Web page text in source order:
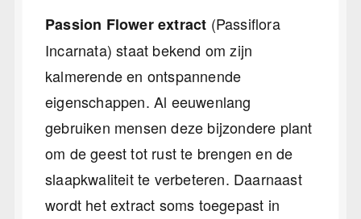
Passion Flower extract (Passiflora
Incarnata) staat bekend om zijn
kalmerende en ontspannende
eigenschappen. Al eeuwenlang
gebruiken mensen deze bijzondere plant
om de geest tot rust te brengen en de
slaapkwaliteit te verbeteren. Daarnaast
wordt het extract soms toegepast in